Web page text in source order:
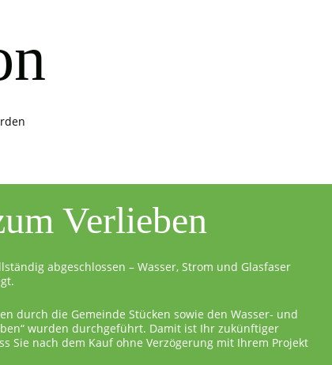
Verlieben
abgeschlossen – Wasser, Strom und Glasfaser
durch die Gemeinde Stücken sowie den Wasser- und
wurden durchgeführt. Damit ist Ihr zukünftiger
Sie nach dem Kauf ohne Verzögerung mit Ihrem Projekt